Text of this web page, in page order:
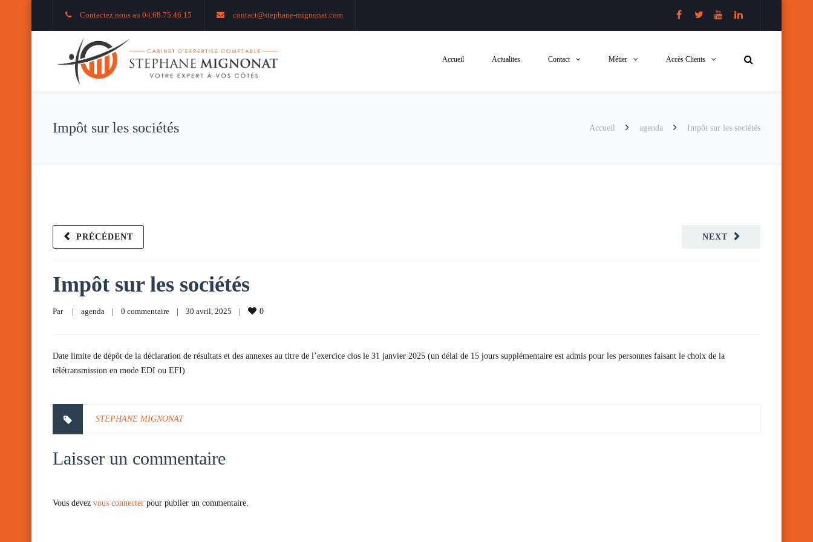
Contactez nous au 04.68.75.46.15 contact@stephane-mignonat.com
Accueil Actualites Contact Métier Accès Clients
Impôt sur les sociétés Accueil agenda Impôt sur les sociétés
NEXT
PRÉCÉDENT
Impôt sur les sociétés
Par | agenda | 0 commentaire | 30 avril, 2025 | 0
Date limite de dépôt de la déclaration de résultats et des annexes au titre de l’exercice clos le 31 janvier 2025 (un délai de 15 jours supplémentaire est admis pour les personnes faisant le choix de la
télétransmission en mode EDI ou EFI)
STEPHANE MIGNONAT
Laisser un commentaire
Vous devez vous connecter pour publier un commentaire.